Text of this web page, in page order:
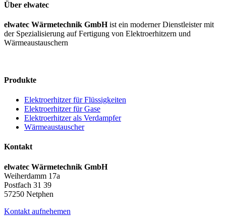
Über elwatec
elwatec Wärmetechnik GmbHist ein moderner Dienstleister mit
der Spezialisierung auf Fertigung von Elektroerhitzern und
Wärmeaustauschern
Produkte
Elektroerhitzer für Flüssigkeiten
Elektroerhitzer für Gase
Elektroerhitzer als Verdampfer
Wärmeaustauscher
Kontakt
elwatec Wärmetechnik GmbH
Weiherdamm 17a
Postfach 31 39
57250 Netphen
Kontakt aufnehemen